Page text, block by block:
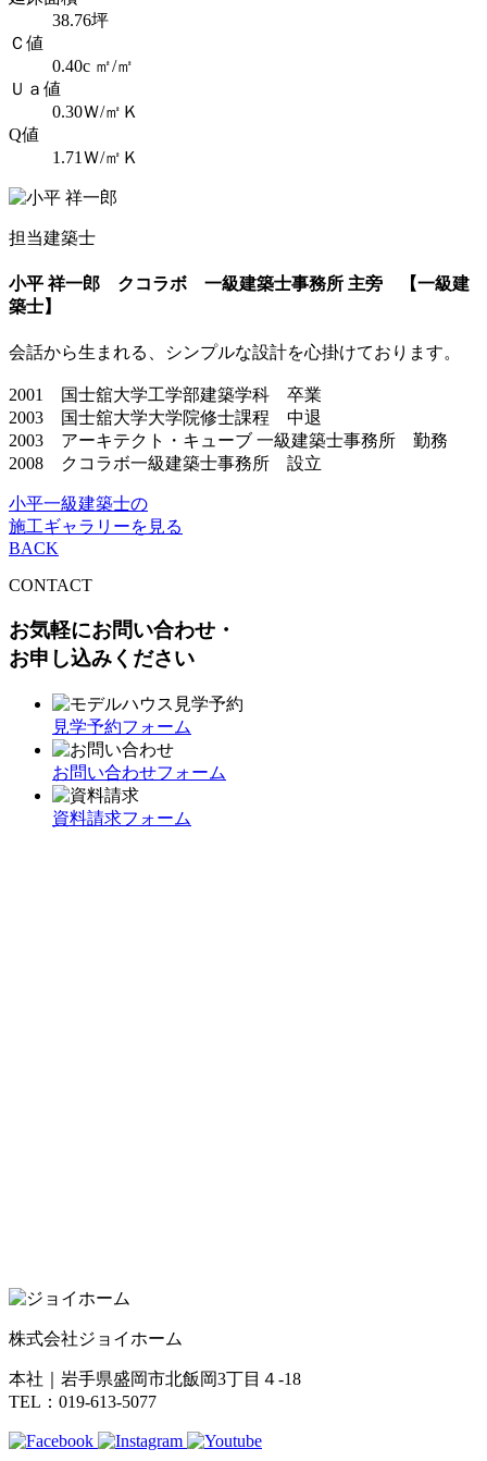
38.76坪
Ｃ値
0.40c ㎡/㎡
Ｕａ値
0.30Ｗ/㎡Ｋ
Q値
1.71Ｗ/㎡Ｋ
担当建築士
小平 祥一郎 クコラボ 一級建築士事務所 主旁 【一級建
築士】
会話から生まれる、シンプルな設計を心掛けております。
2001 国士舘大学工学部建築学科 卒業
2003 国士舘大学大学院修士課程 中退
2003 アーキテクト・キューブ 一級建築士事務所 勤務
2008 クコラボ一級建築士事務所 設立
小平一級建築士の
施工ギャラリーを見る
BACK
CONTACT
お気軽にお問い合わせ・
お申し込みください
見学予約フォーム
お問い合わせフォーム
資料請求フォーム
株式会社ジョイホーム
本社｜岩手県盛岡市北飯岡3丁目４-18
TEL：019-613-5077